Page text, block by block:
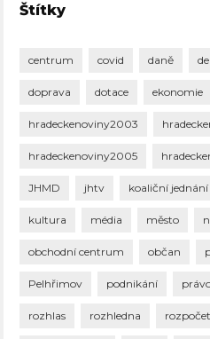
Štítky
centrum covid daně
doprava dotace ekonomie
hradeckenoviny2003
hradeckenoviny2005
JHMD jhtv koaliční jednání
kultura média město
obchodní centrum občan
Pelhřimov podnikání
rozhlas rozhledna rozpočet